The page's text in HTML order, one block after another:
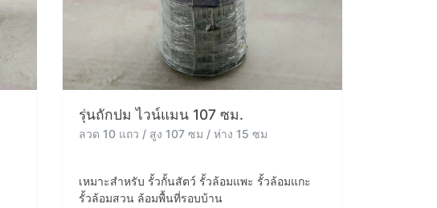
รุ่นถักปม ไวน์แมน 107 ซม.
ลวด 10 แถว / สูง 107 ซม / ห่าง 15 ซม
เหมาะสำหรับ รั้วกั้นสัตว์ รั้วล้อมแพะ รั้วล้อมแกะ
รั้วล้อมสวน ล้อมพื้นที่รอบบ้าน